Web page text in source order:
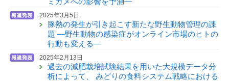
2025年3月5日
豚熱の発生が引き起こす新たな野生動物管理の課
題 —野生動物の感染症がオンライン市場のヒトの
行動も変える—
2025年2月13日
過去の減肥栽培試験結果を用いた大規模データ分
析によって、 みどりの食料システム戦略における